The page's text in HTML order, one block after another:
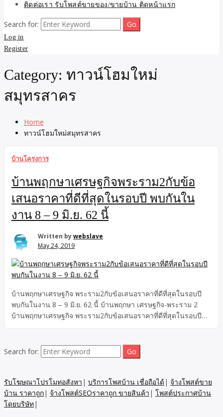
ติดต่อเรา รับโพสต์ขายของ/ขายบ้าน ติดหน้าแรก
Search for:
Log in
Register
Category: ทาวน์โฮมใหม่
สมุทรสาคร
Home
ทาวน์โฮมใหม่สมุทรสาคร
บ้านโครงการ
บ้านพฤกษาเศรษฐกิจพระราม2กับข้อ
เสนอราคาที่ดีที่สุดในรอบปี พบกันใน
งาน 8 – 9 มิ.ย. 62 นี้
Written bywebslave
May 24, 2019
บ้านพฤกษาเศรษฐกิจ พระราม2กับข้อเสนอราคาที่ดีที่สุดในรอบปี
พบกันในงาน 8 – 9 มิ.ย. 62 นี้ บ้านพฤกษา เศรษฐกิจ-พระราม 2
บ้านพฤกษาเศรษฐกิจ พระราม2กับข้อเสนอราคาที่ดีที่สุดในรอบปี
ค่าใช้จ่ายวันโอน
Search for:
รับโฆษณาโปรโมทอสังหา | บริการโพสบ้าน เชื่อถือได้| จ้างโพสต์ขาย
บ้าน ราคาถูก| จ้างโพสต์SEOราคาถูก ขายสินค้า | โพสต์ประกาศบ้าน
โดยบริษัท|